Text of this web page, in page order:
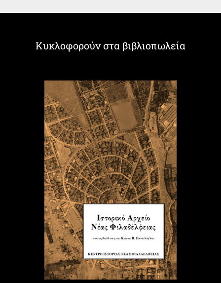
Κυκλοφορούν στα βιβλιοπωλεία